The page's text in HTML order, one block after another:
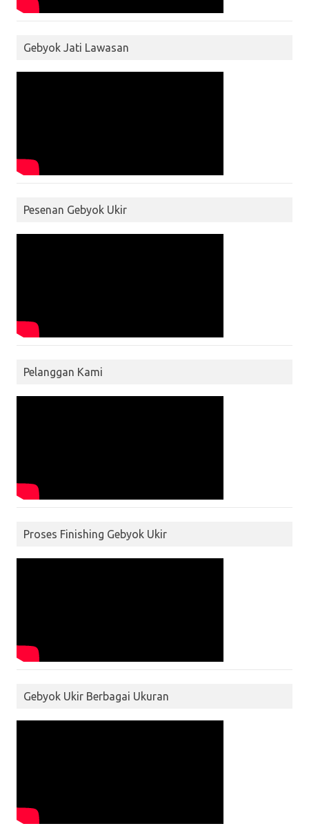
Gebyok Jati Lawasan
Pesenan Gebyok Ukir
Pelanggan Kami
Proses Finishing Gebyok Ukir
Gebyok Ukir Berbagai Ukuran